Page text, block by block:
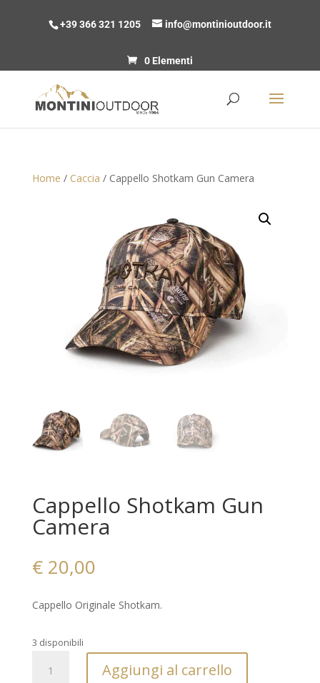
+39 366 321 1205 info@montinioutdoor.it
0 Elementi
Home / Caccia / Cappello Shotkam Gun Camera
Cappello Shotkam Gun
Camera
€20,00
Cappello Originale Shotkam.
3 disponibili
Shotkam
Aggiungi al carrello